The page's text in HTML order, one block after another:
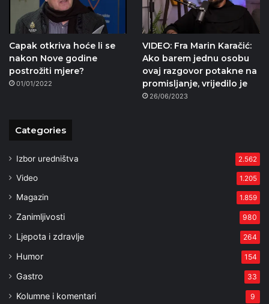
Capak otkriva hoće li se
nakon Nove godine
postrožiti mjere?
01/01/2022
VIDEO: Fra Marin Karačić:
Ako barem jednu osobu
ovaj razgovor potakne na
promisljanje, vrijedilo je
26/06/2023
Categories
Izbor uredništva 2.562
Video 1.205
Magazin 1.859
Zanimljivosti 980
Ljepota i zdravlje 264
Humor 154
Gastro 33
Kolumne i komentari 9